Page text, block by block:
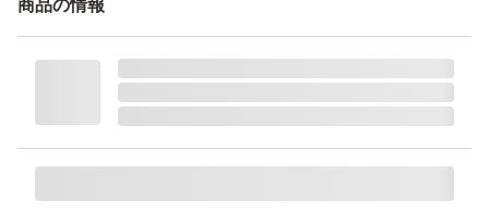
【カテゴリ】シャンプー
【カラー】ブルー系
【容量】400g
【タイプ】リペアタイプ
商品の情報